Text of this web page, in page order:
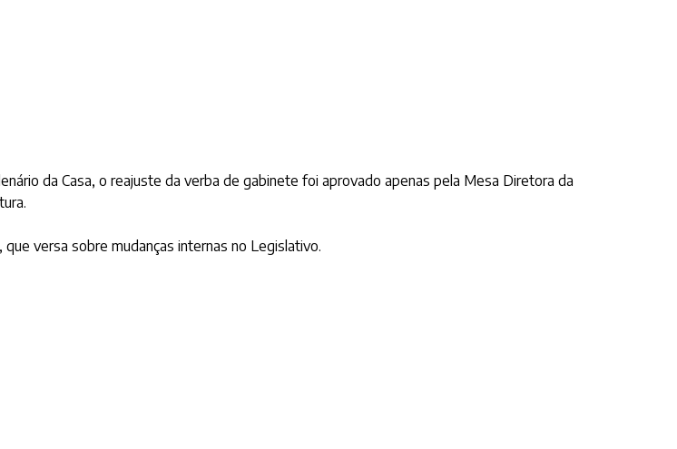
da Casa, o reajuste da verba de gabinete foi aprovado apenas pela Mesa Diretora da
versa sobre mudanças internas no Legislativo.